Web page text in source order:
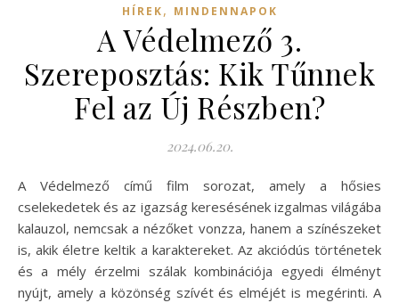
HÍREK, MINDENNAPOK
A Védelmező 3.
Szereposztás: Kik Tűnnek
Fel az Új Részben?
2024.06.20.
A Védelmező című film sorozat, amely a hősies
cselekedetek és az igazság keresésének izgalmas világába
kalauzol, nemcsak a nézőket vonzza, hanem a színészeket
is, akik életre keltik a karaktereket. Az akciódús történetek
és a mély érzelmi szálak kombinációja egyedi élményt
nyújt, amely a közönség szívét és elméjét is megérinti. A